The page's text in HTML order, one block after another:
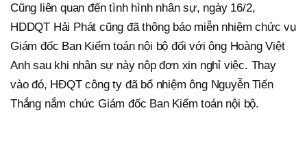
Cũng liên quan đến tình hình nhân sự, ngày 16/2,
HDDQT Hải Phát cũng đã thông báo miễn nhiệm chức vụ
Giám đốc Ban Kiểm toán nội bộ đối với ông Hoàng Việt
Anh sau khi nhân sự này nộp đơn xin nghỉ việc. Thay
vào đó, HĐQT công ty đã bổ nhiệm ông Nguyễn Tiến
Thắng nắm chức Giám đốc Ban Kiểm toán nội bộ.